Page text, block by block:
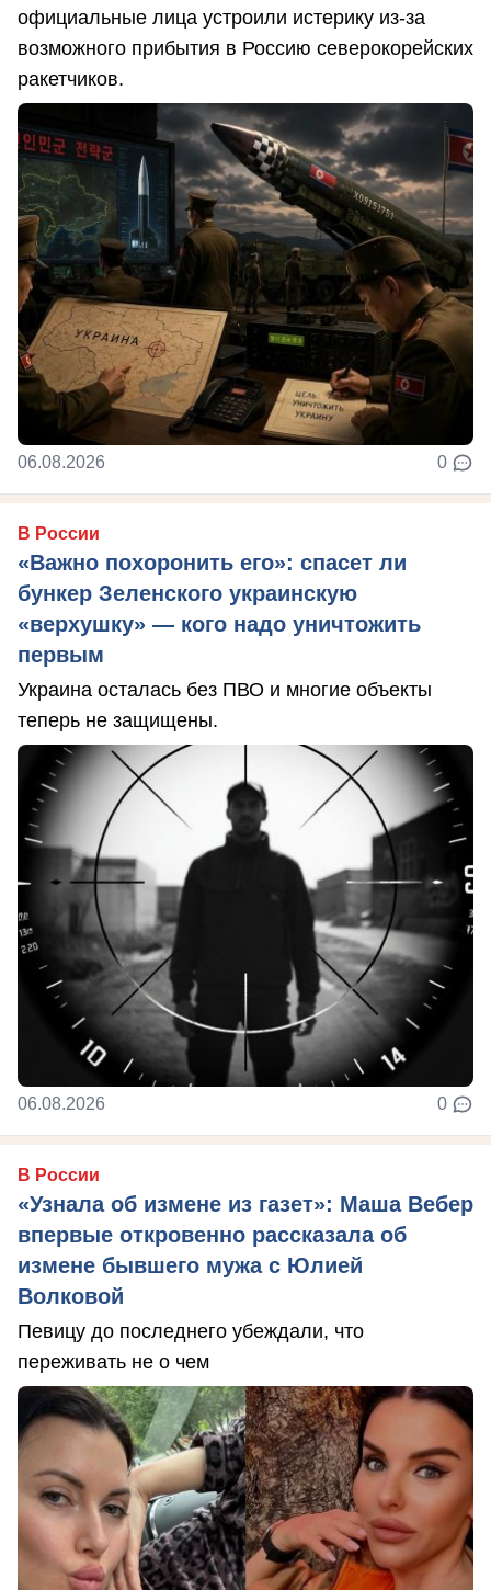
официальные лица устроили истерику из-за
возможного прибытия в Россию северокорейских
ракетчиков.
06.08.2026 0
В России
«Важно похоронить его»: спасет ли
бункер Зеленского украинскую
«верхушку» — кого надо уничтожить
первым
Украина осталась без ПВО и многие объекты
теперь не защищены.
06.08.2026 0
В России
«Узнала об измене из газет»: Маша Вебер
впервые откровенно рассказала об
измене бывшего мужа с Юлией
Волковой
Певицу до последнего убеждали, что
переживать не о чем